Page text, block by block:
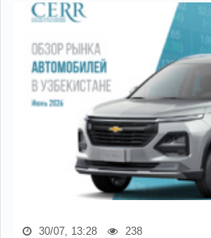
30/07, 13:28 238